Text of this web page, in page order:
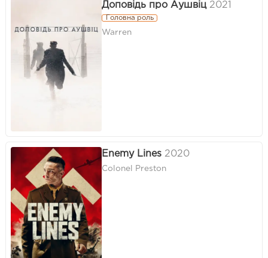
Доповідь про Аушвіц 2021
Головна роль
Warren
Enemy Lines 2020
Colonel Preston